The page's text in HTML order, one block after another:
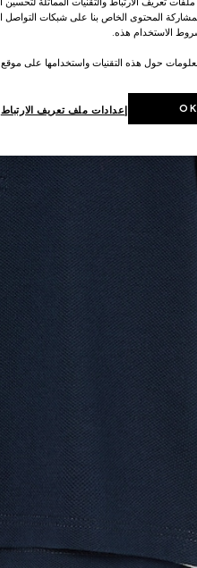
المحتوى الخاص بنا على شبكات التواصل
الاستخدام هذه.
حول هذه التقنيات واستخدامها على
إعدادات ملف تعريف الارتباط OK